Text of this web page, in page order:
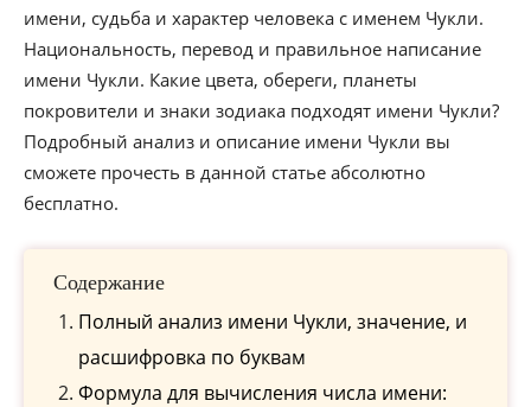
имени, судьба и характер человека с именем Чукли.
Национальность, перевод и правильное написание
имени Чукли. Какие цвета, обереги, планеты
покровители и знаки зодиака подходят имени Чукли?
Подробный анализ и описание имени Чукли вы
сможете прочесть в данной статье абсолютно
бесплатно.
Содержание
Полный анализ имени Чукли, значение, и
расшифровка по буквам
Формула для вычисления числа имени: